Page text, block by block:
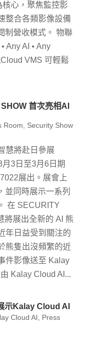
心，聚焦監控影
整合各類影像設備
制營收模式。 物聯
Any AI • Any
VMS 可輕鬆
首次亮相AI
Room Security Show
慧將赴日參展
3日至3月6日期
展出。展會上
並同時展示一系列
在 SECURITY
將展出全新的 AI 熊
年日益受到關注的
熊隻出沒頻繁的近
件影像送至 Kalay
Kalay Cloud AI...
示Kalay Cloud AI
Cloud AI
Press